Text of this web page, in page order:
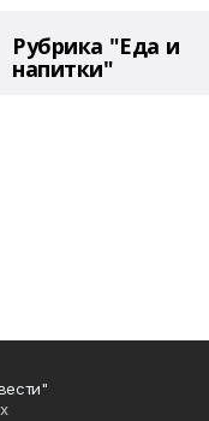
Рубрика "Еда и
напитки"